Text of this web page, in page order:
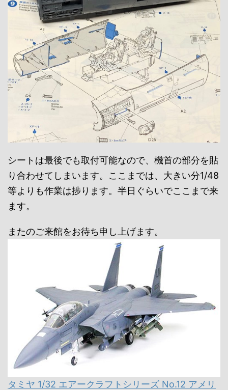
シートは最後でも取付可能なので、機首の部分を貼
り合わせてしまいます。ここまでは、大きい分1/48
等よりも作業は捗ります。半日ぐらいでここまで来
ます。
またのご来館をお待ち申し上げます。
タミヤ 1/32 エアークラフトシリーズ No.12 アメリ